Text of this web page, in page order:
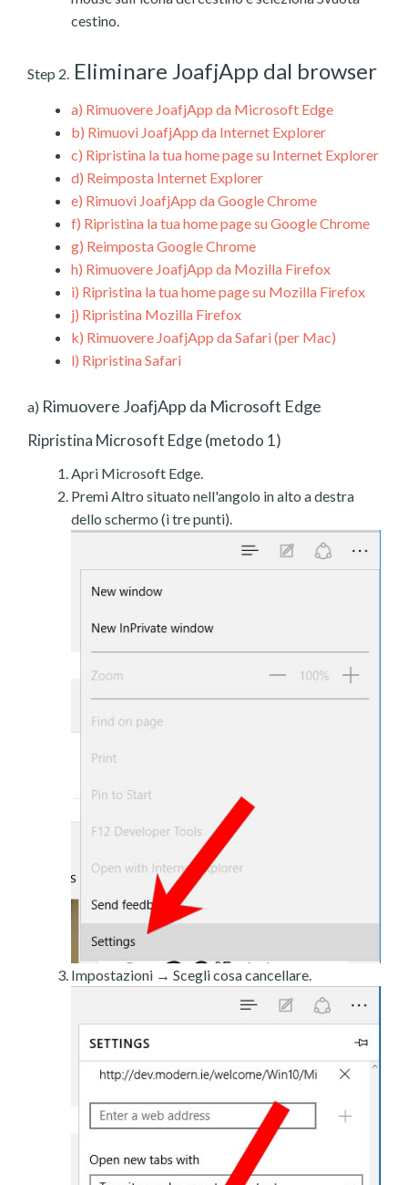
cestino.
Step 2. Eliminare JoafjApp dal browser
a) Rimuovere JoafjApp da Microsoft Edge
b) Rimuovi JoafjApp da Internet Explorer
c) Ripristina la tua home page su Internet Explorer
d) Reimposta Internet Explorer
e) Rimuovi JoafjApp da Google Chrome
f) Ripristina la tua home page su Google Chrome
g) Reimposta Google Chrome
h) Rimuovere JoafjApp da Mozilla Firefox
i) Ripristina la tua home page su Mozilla Firefox
j) Ripristina Mozilla Firefox
k) Rimuovere JoafjApp da Safari (per Mac)
l) Ripristina Safari
a) Rimuovere JoafjApp da Microsoft Edge
Ripristina Microsoft Edge (metodo 1)
Apri Microsoft Edge.
Premi Altro situato nell'angolo in alto a destra
dello schermo (i tre punti).
Impostazioni → Scegli cosa cancellare.